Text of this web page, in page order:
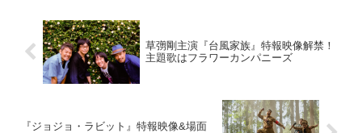
草彅剛主演『台風家族』特報映像解禁！
主題歌はフラワーカンパニーズ
『ジョジョ・ラビット』特報映像&場面